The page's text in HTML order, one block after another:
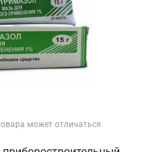
может отличаться